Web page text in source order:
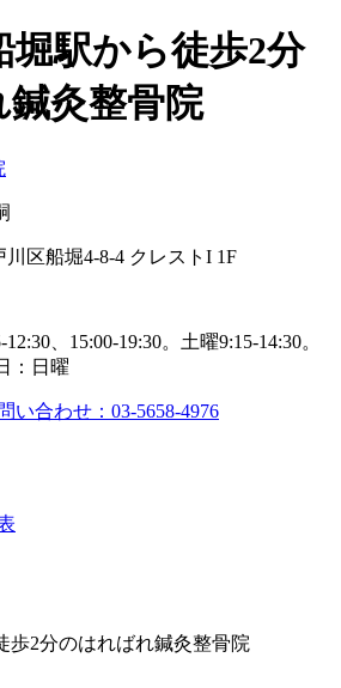
堀駅から徒歩2分
灸整骨院
川区船堀4-8-4 クレストI 1F
歩2分のはればれ鍼灸整骨院